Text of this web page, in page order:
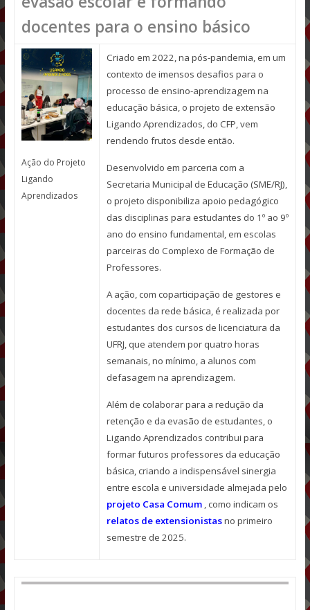
docentes para o ensino básico
Ação do Projeto
Ligando
Aprendizados
Criado em 2022, na pós-pandemia, em um
contexto de imensos desafios para o
processo de ensino-aprendizagem na
educação básica, o projeto de extensão
Ligando Aprendizados, do CFP, vem
rendendo frutos desde então.
Desenvolvido em parceria com a
Secretaria Municipal de Educação (SME/RJ),
o projeto disponibiliza apoio pedagógico
das disciplinas para estudantes do 1º ao 9º
ano do ensino fundamental, em escolas
parceiras do Complexo de Formação de
Professores.
A ação, com coparticipação de gestores e
docentes da rede básica, é realizada por
estudantes dos cursos de licenciatura da
UFRJ, que atendem por quatro horas
semanais, no mínimo, a alunos com
defasagem na aprendizagem.
Além de colaborar para a redução da
retenção e da evasão de estudantes, o
Ligando Aprendizados contribui para
formar futuros professores da educação
básica, criando a indispensável sinergia
entre escola e universidade almejada pelo
projeto Casa Comum, como indicam os
relatos de extensionistasno primeiro
semestre de 2025.